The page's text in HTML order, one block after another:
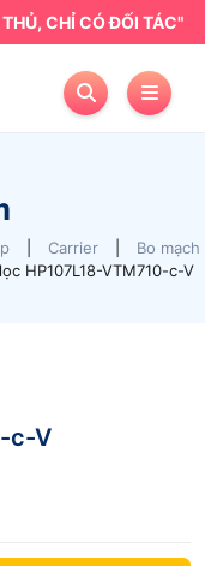
CHỈ CÓ ĐỐI TÁC"
Carrier
Bo mạch
HP107L18-VTM710-c-V
c-V